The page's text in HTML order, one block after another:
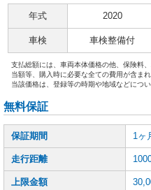
年式 2020
車検 車検整備付
支払総額には、車両本体価格の他、保険料
当額等、購入時に必要な全ての費用が含まれ
当該価格は、登録等の時期や地域などにつ
無料保証
保証期間 1ヶ
走行距離
上限金額